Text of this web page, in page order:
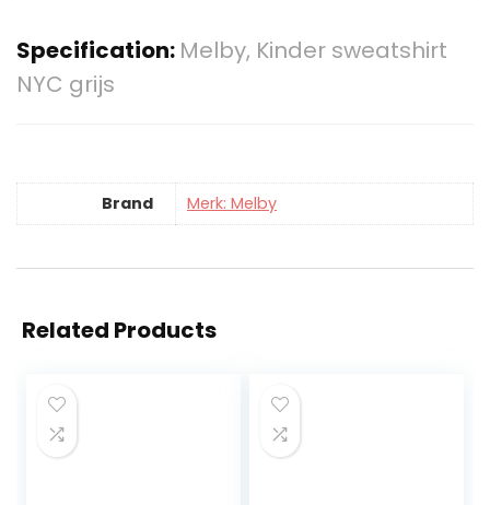
Specification: Melby, Kinder sweatshirt
NYC grijs
Brand Merk: Melby
Related Products